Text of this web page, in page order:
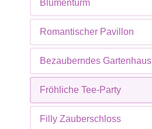
Blumenturm
Romantischer Pavillon
Bezauberndes Gartenhaus
Fröhliche Tee-Party
Filly Zauberschloss